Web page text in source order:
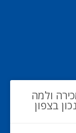
ולמה
בצפון